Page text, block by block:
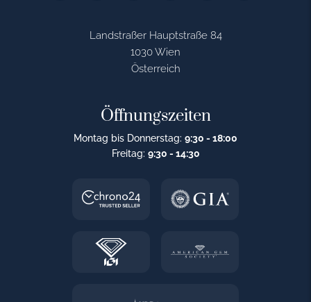
Landstraßer Hauptstraße 84
1030 Wien
Österreich
Öffnungszeiten
Montag bis Donnerstag: 9:30 - 18:00
Freitag: 9:30 - 14:30